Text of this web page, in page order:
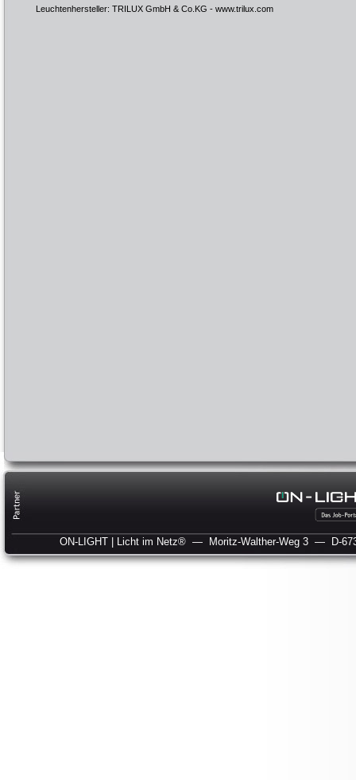
Leuchtenhersteller: TRILUX GmbH & Co.KG - www.trilux.com
ON-LIGHT | Licht im Netz® — Moritz-Walther-Weg 3 — D-